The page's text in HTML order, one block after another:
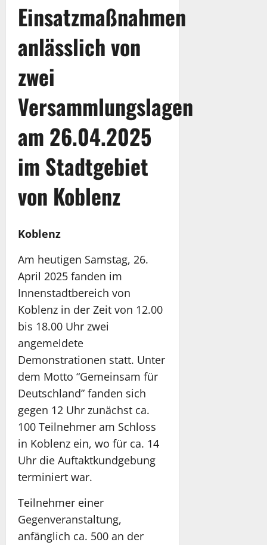
Einsatzmaßnahmen
anlässlich von
zwei
Versammlungslagen
am 26.04.2025
im Stadtgebiet
von Koblenz
Koblenz
Am heutigen Samstag, 26.
April 2025 fanden im
Innenstadtbereich von
Koblenz in der Zeit von 12.00
bis 18.00 Uhr zwei
angemeldete
Demonstrationen statt. Unter
dem Motto “Gemeinsam für
Deutschland” fanden sich
gegen 12 Uhr zunächst ca.
100 Teilnehmer am Schloss
in Koblenz ein, wo für ca. 14
Uhr die Auftaktkundgebung
terminiert war.
Teilnehmer einer
Gegenveranstaltung,
anfänglich ca. 500 an der